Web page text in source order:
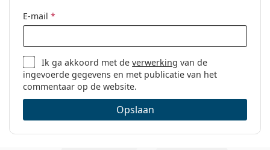
E-mail *
Ik ga akkoord met deverwerking van de
ingevoerde gegevens en met publicatie van het
commentaar op de website.
Opslaan